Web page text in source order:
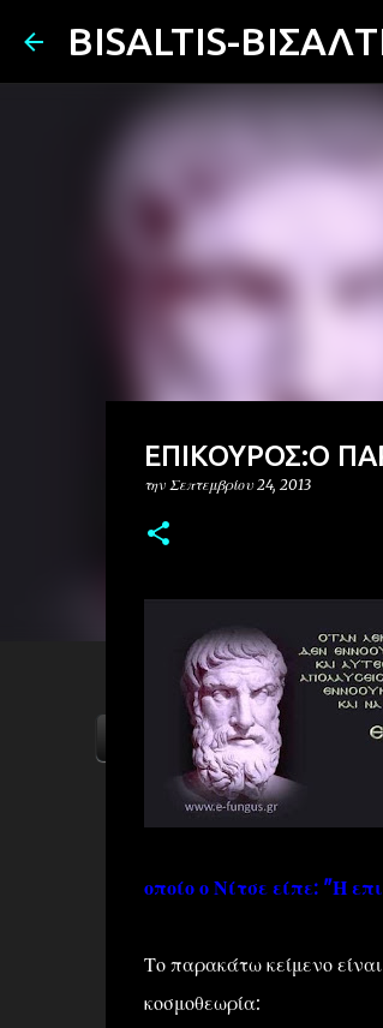
BISALTIS-
YOUTUBE
ΕΠΙΚΟΥΡΟΣ:Ο
την Σεπτεμβρίου 24, 2013
οποίο ο Νίτσε είπε: "Η
Το παρακάτω κείμενο
κοσμοθεωρία: